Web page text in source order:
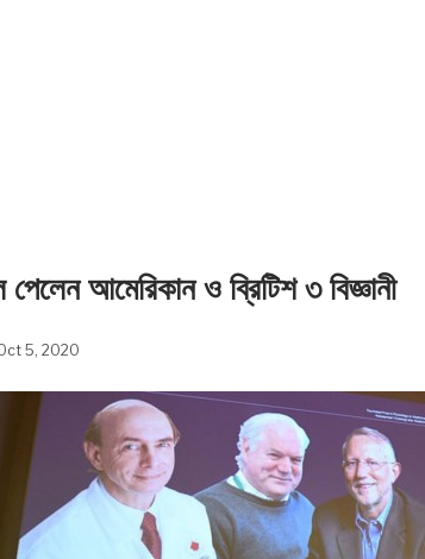
পেলেন আমেরিকান ও ব্রিটিশ ৩ বিজ্ঞানী
5, 2020